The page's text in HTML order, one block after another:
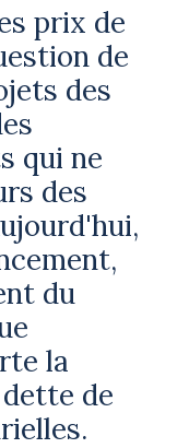
prix de
de
des
qui ne
des
du
la
de